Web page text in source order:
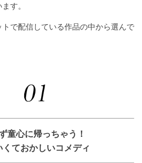
す。
で配信している作品の中から選んで
童心に帰っちゃう！
くておかしいコメディ